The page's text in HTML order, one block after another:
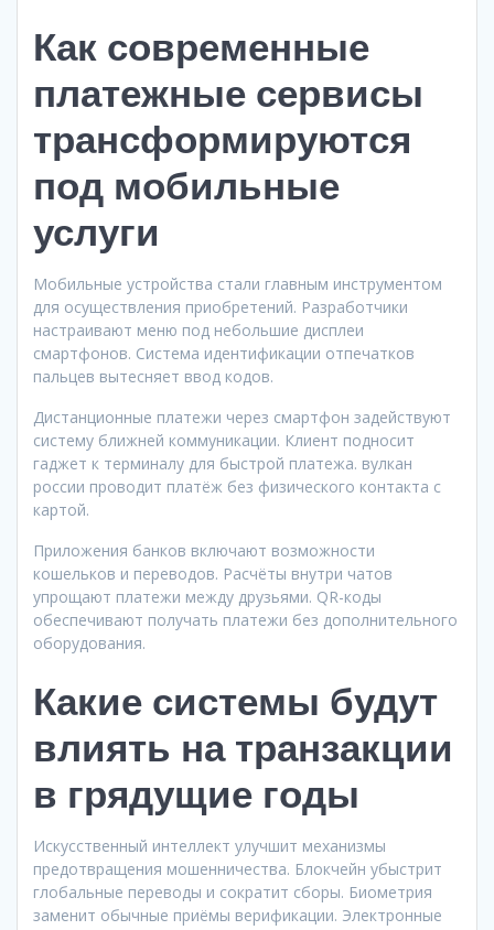
Как современные
платежные сервисы
трансформируются
под мобильные
услуги
Мобильные устройства стали главным инструментом
для осуществления приобретений. Разработчики
настраивают меню под небольшие дисплеи
смартфонов. Система идентификации отпечатков
пальцев вытесняет ввод кодов.
Дистанционные платежи через смартфон задействуют
систему ближней коммуникации. Клиент подносит
гаджет к терминалу для быстрой платежа. вулкан
россии проводит платёж без физического контакта с
картой.
Приложения банков включают возможности
кошельков и переводов. Расчёты внутри чатов
упрощают платежи между друзьями. QR-коды
обеспечивают получать платежи без дополнительного
оборудования.
Какие системы будут
влиять на транзакции
в грядущие годы
Искусственный интеллект улучшит механизмы
предотвращения мошенничества. Блокчейн убыстрит
глобальные переводы и сократит сборы. Биометрия
заменит обычные приёмы верификации. Электронные